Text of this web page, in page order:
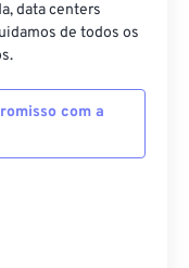
data centers
de todos os
com a